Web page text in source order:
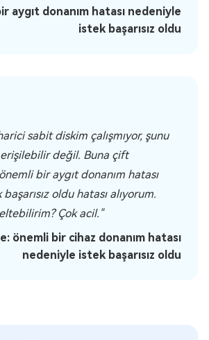
aygıt donanım hatası nedeniyle
istek başarısız oldu
sabit diskim çalışmıyor, şunu
değil. Buna çift
bir aygıt donanım hatası
oldu hatası alıyorum.
Çok acil."
önemli bir cihaz donanım hatası
nedeniyle istek başarısız oldu